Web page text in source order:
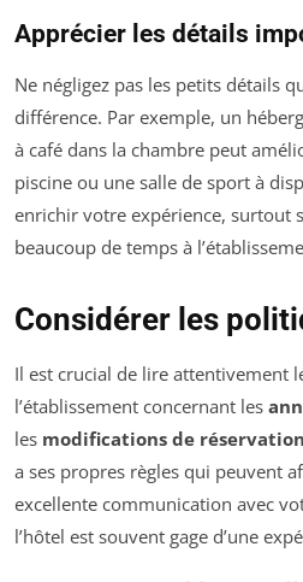
Apprécier les détails
Ne négligez pas les petits détails
différence. Par exemple, un
à café dans la chambre peut
piscine ou une salle de sport à
enrichir votre expérience, surtout
beaucoup de temps à
Considérer les
Il est crucial de lire attentivement
l’établissement concernant les
les modifications de réservation
a ses propres règles qui peuvent
excellente communication avec
l’hôtel est souvent gage d’une